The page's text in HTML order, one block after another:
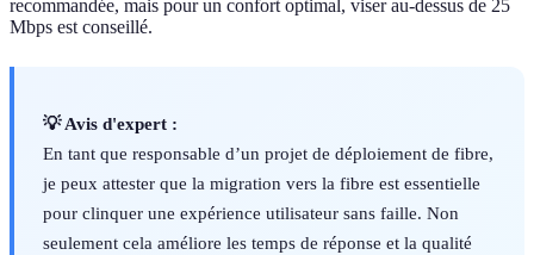
recommandée, mais pour un confort optimal, viser au-dessus de 25
Mbps est conseillé.
💡 Avis d'expert :
En tant que responsable d’un projet de déploiement de fibre,
je peux attester que la migration vers la fibre est essentielle
pour clinquer une expérience utilisateur sans faille. Non
seulement cela améliore les temps de réponse et la qualité